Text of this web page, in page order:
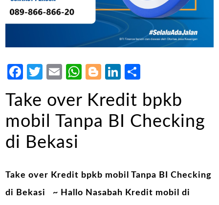
Facebook
Twitter
EmailWhatsApp
Blogger
LinkedIn
Take over Kredit bpkb
mobil Tanpa BI Checking
di Bekasi
Take over Kredit bpkb mobil Tanpa BI Checking
di Bekasi
~ Hallo Nasabah Kredit mobil di